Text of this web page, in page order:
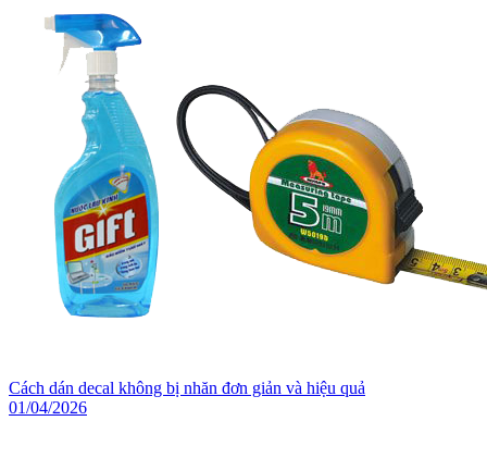
Cách dán decal không bị nhăn đơn giản và hiệu quả
01/04/2026